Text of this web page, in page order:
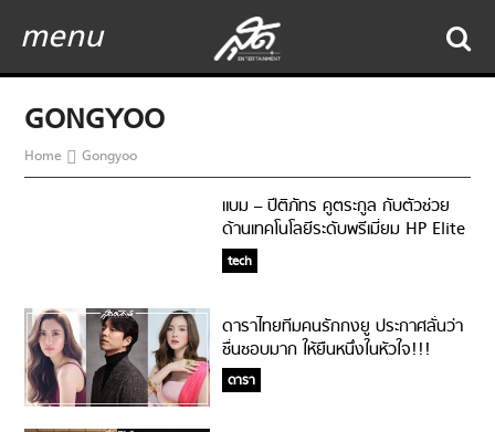
menu
GONGYOO
Home Gongyoo
แบม – ปีติภัทร คูตระกูล กับตัวช่วย
ด้านเทคโนโลยีระดับพรีเมี่ยม HP Elite
Dragonfly
tech
ดาราไทยทีมคนรักกงยู ประกาศลั่นว่า
ชื่นชอบมาก ให้ยืนหนึ่งในหัวใจ!!!
ดารา